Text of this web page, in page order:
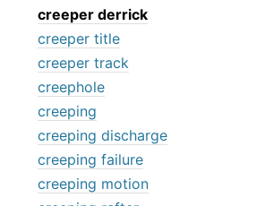
creeper derrick
creeper title
creeper track
creephole
creeping
creeping discharge
creeping failure
creeping motion